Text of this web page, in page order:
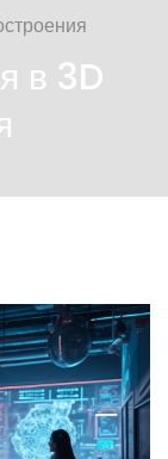
в 3D